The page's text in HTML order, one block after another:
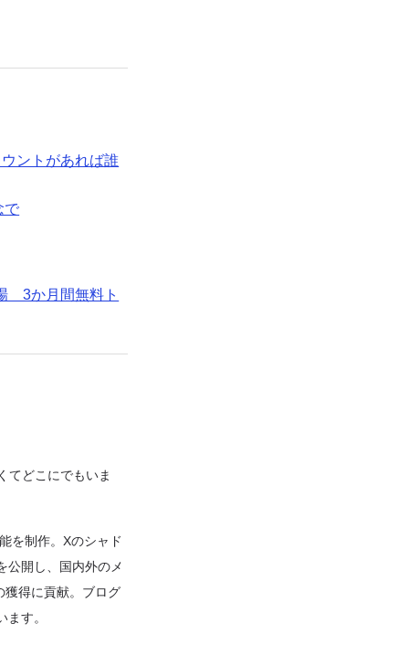
ントがあれば誰
で
3か月間無料ト
てどこにでもいま
を制作。Xのシャド
公開し、国内外のメ
獲得に貢献。ブログ
す。